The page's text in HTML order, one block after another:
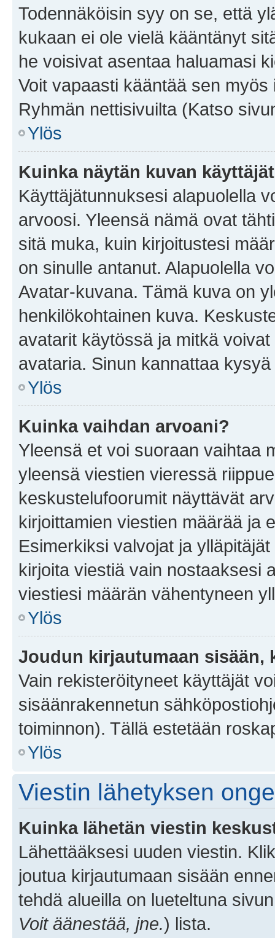
Todennäköisin syy on se, että
kukaan ei ole vielä kääntänyt
he voisivat asentaa haluamasi
Voit vapaasti kääntää sen
Ryhmän nettisivuilta (Katso
Ylös
Kuinka näytän kuvan
Käyttäjätunnuksesi alapuolella
arvoosi. Yleensä nämä ovat
sitä muka, kuin kirjoitustesi
on sinulle antanut. Alapuolella
Avatar-kuvana. Tämä kuva on
henkilökohtainen kuva.
avatarit käytössä ja mitkä
avataria. Sinun kannattaa
Ylös
Kuinka vaihdan arvoani?
Yleensä et voi suoraan vaihtaa
yleensä viestien vieressä
keskustelufoorumit näyttävät
kirjoittamien viestien määrää ja
Esimerkiksi valvojat ja
kirjoita viestiä vain nostaaksesi
viestiesi määrän vähentyneen
Ylös
Joudun kirjautumaan sisään,
Vain rekisteröityneet käyttäjät
sisäänrakennetun
toiminnon). Tällä estetään
Ylös
Viestin lähetyksen
Kuinka lähetän viestin
Lähettääksesi uuden viestin.
joutua kirjautumaan sisään
tehdä alueilla on lueteltuna
Voit äänestää, jne.) lista.